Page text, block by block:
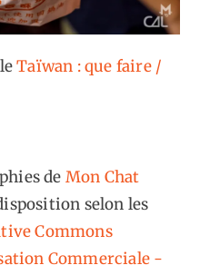
Taïwan : que faire /
de Mon Chat
selon les
Commons
Commerciale -